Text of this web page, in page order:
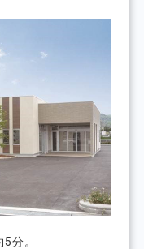
分。